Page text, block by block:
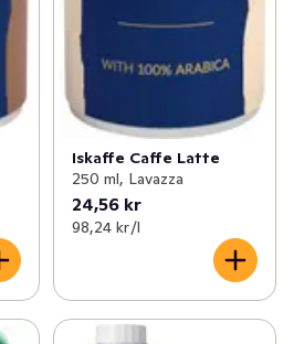
Iskaffe Caffe Latte
250 ml, Lavazza
24,56 kr
98,24 kr /l